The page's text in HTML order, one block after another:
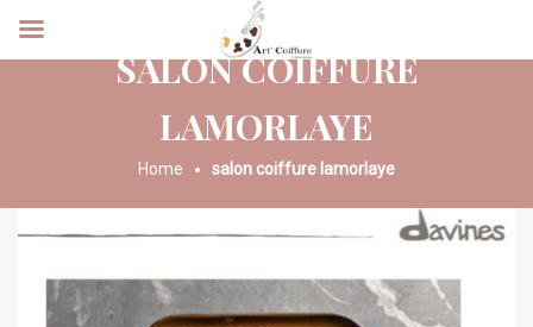
SALON COIFFURE
LAMORLAYE
Home salon coiffure lamorlaye